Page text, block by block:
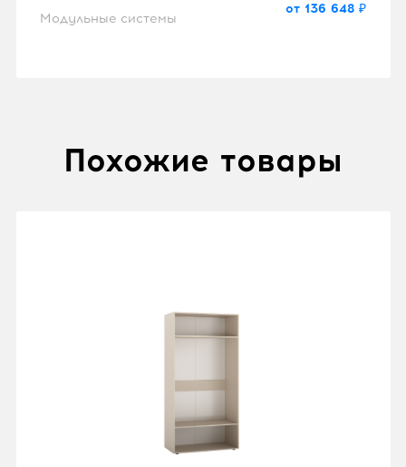
Модульные системы
от 136 648 ₽
Похожие товары